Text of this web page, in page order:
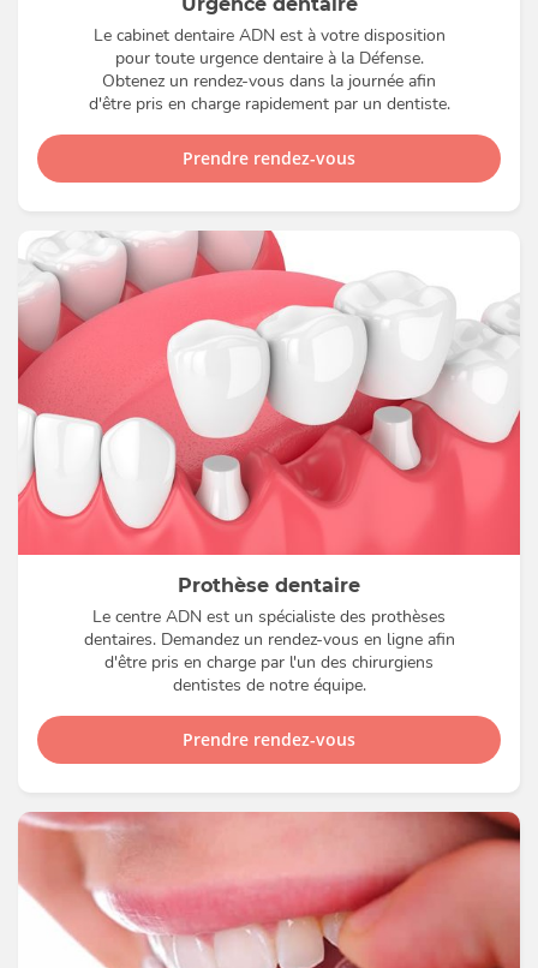
Le cabinet dentaire ADN est à votre disposition
pour toute urgence dentaire à la Défense.
Obtenez un rendez-vous dans la journée afin
d'être pris en charge rapidement par un dentiste.
Prendre rendez-vous
Prothèse dentaire
Le centre ADN est un spécialiste des prothèses
dentaires. Demandez un rendez-vous en ligne afin
d'être pris en charge par l'un des chirurgiens
dentistes de notre équipe.
Prendre rendez-vous